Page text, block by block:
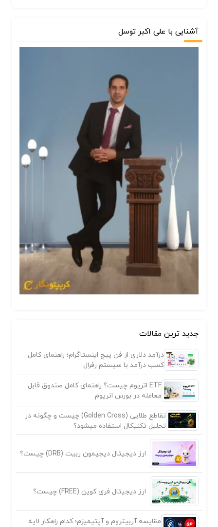
آشنایی با علی اکبر توسل
جدید ترین مقالات
درآمد دلاری از فن پیج اینستاگرام؛ راهنمای کامل
کسب درآمد با سیستم رفرال
ETF اتریوم چیست؟ راهنمای کامل صندوق قابل
معامله در بورس اتریوم
تقاطع طلایی (Golden Cross) چیست و چگونه در
تحلیل تکنیکال استفاده میشود؟
ارز دیجیتال دیجیمون ربیت (DRB) چیست؟
ارز دیجیتال فری کوین (FREE) چیست؟
مقایسه آربیتروم و آپتیمیزم؛ کدام راهکار لایه